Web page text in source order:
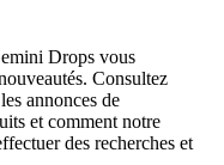
Drops vous
Consultez
annonces de
et comment notre
des recherches et